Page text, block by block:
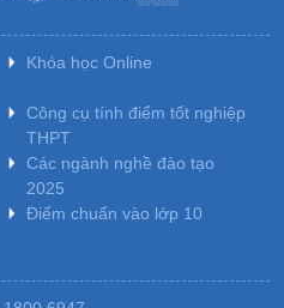
Khóa học Online
Công cụ tính điểm tốt nghiệp
THPT
Các ngành nghề đào tạo
2025
Điểm chuẩn vào lớp 10